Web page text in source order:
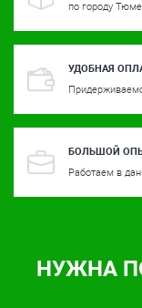
по городу
УДОБНАЯ
БОЛЬШОЙ
Работаем в
НУЖНА